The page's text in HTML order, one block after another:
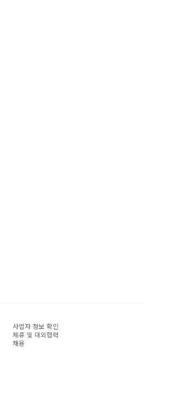
사업자 정보 확인
제휴 및 대외협력
채용